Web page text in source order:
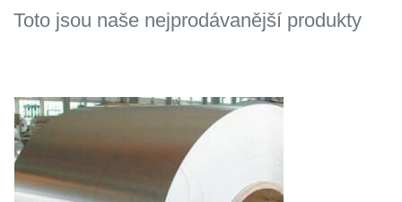
Toto jsou naše nejprodávanější produkty